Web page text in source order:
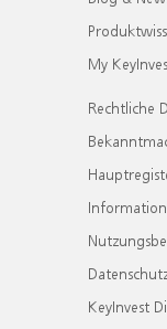
My
Rechtliche
Information
KeyInvest